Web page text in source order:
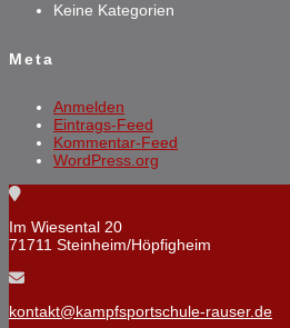
Keine Kategorien
Meta
Anmelden
Eintrags-Feed
Kommentar-Feed
WordPress.org
Im Wiesental 20
71711 Steinheim/Höpfigheim
kontakt@kampfsportschule-rauser.de